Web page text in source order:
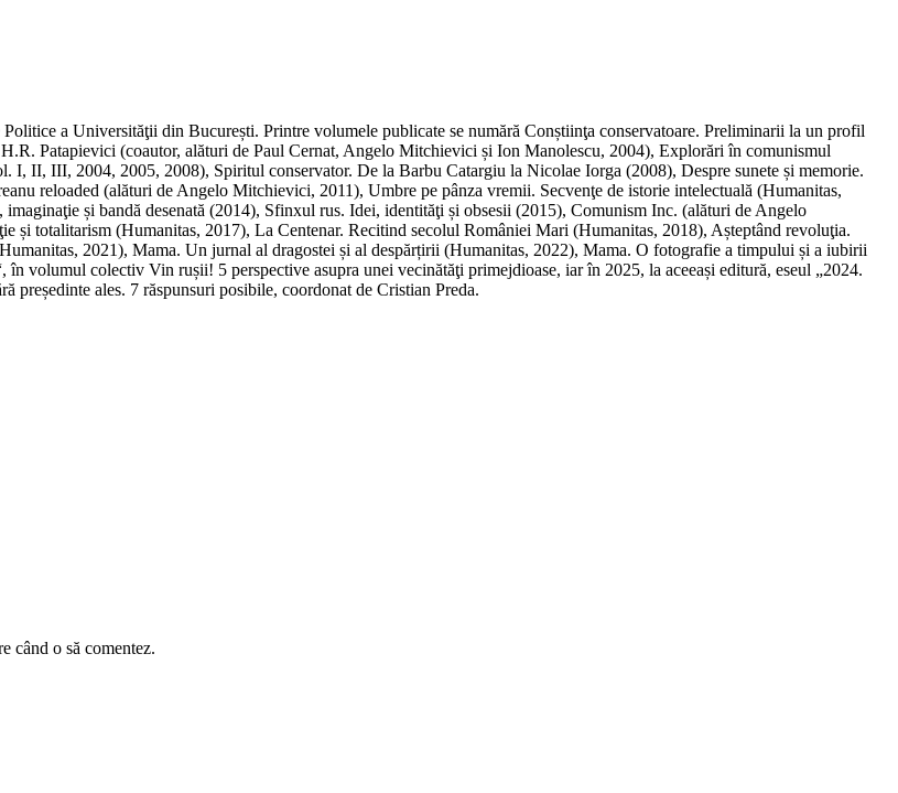
a Universităţii din București. Printre volumele publicate se numără Conștiinţa conservatoare. Preliminarii la un profil
Patapievici (coautor, alături de Paul Cernat, Angelo Mitchievici și Ion Manolescu, 2004), Explorări în comunismul
II, III, 2004, 2005, 2008), Spiritul conservator. De la Barbu Catargiu la Nicolae Iorga (2008), Despre sunete și memorie.
reloaded (alături de Angelo Mitchievici, 2011), Umbre pe pânza vremii. Secvenţe de istorie intelectuală (Humanitas,
și bandă desenată (2014), Sfinxul rus. Idei, identităţi și obsesii (2015), Comunism Inc. (alături de Angelo
și totalitarism (Humanitas, 2017), La Centenar. Recitind secolul României Mari (Humanitas, 2018), Așteptând revoluţia.
2021), Mama. Un jurnal al dragostei și al despărțirii (Humanitas, 2022), Mama. O fotografie a timpului și a iubirii
volumul colectiv Vin rușii! 5 perspective asupra unei vecinătăţi primejdioase, iar în 2025, la aceeași editură, eseul „2024.
ales. 7 răspunsuri posibile, coordonat de Cristian Preda.
când o să comentez.